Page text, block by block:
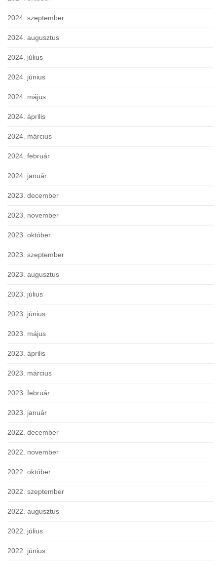
2024. szeptember
2024. augusztus
2024. július
2024. június
2024. május
2024. április
2024. március
2024. február
2024. január
2023. december
2023. november
2023. október
2023. szeptember
2023. augusztus
2023. július
2023. június
2023. május
2023. április
2023. március
2023. február
2023. január
2022. december
2022. november
2022. október
2022. szeptember
2022. augusztus
2022. július
2022. június